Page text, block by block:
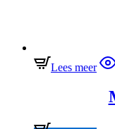
Lees meer